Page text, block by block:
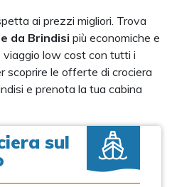
ai prezzi migliori. Trova
da Brindisi più economiche e
viaggio low cost con tutti i
scoprire le offerte di crociera
e prenota la tua cabina
sul